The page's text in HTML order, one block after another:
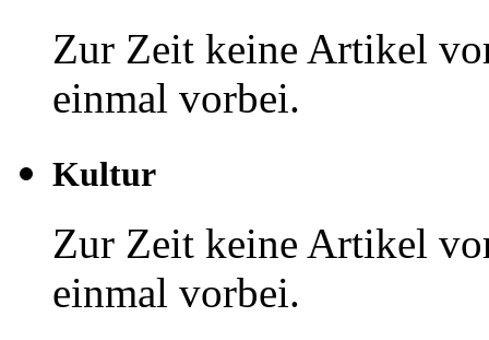
Zur Zeit keine Artikel
einmal vorbei.
Kultur
Zur Zeit keine Artikel
einmal vorbei.